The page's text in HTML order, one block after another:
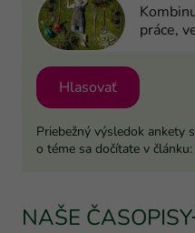
práce,
Hlasovať
Priebežný výsledok ankety
o téme sa dočítate v článku:
NAŠE ČASOPISY